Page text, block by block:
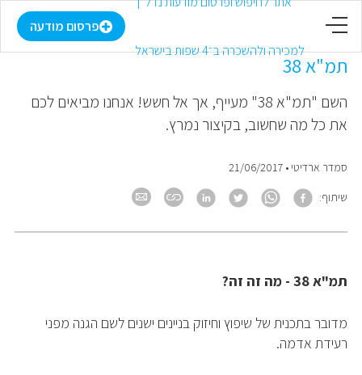
פרסום מודעה
פרסום מודעה
התחבר
הירשם
למכירה
להשכרה
תמ"א 38
השם "תמ"א 38" מעייף, אך אל חשש! אנחנו מביאים לכם
את כל מה שחשוב, בקיצור נמרץ.
שיתוף:
סמדר ארדיטי •
21/06/2017
תמ"א 38 - מה זה זה?
מדובר בתכנית של שיפוץ וחיזוק בניינים ישנים לשם הגנה מפני
רעידת אדמה.